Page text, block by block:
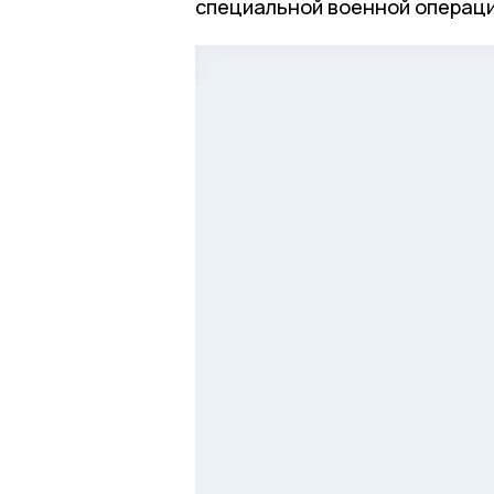
специальной военной